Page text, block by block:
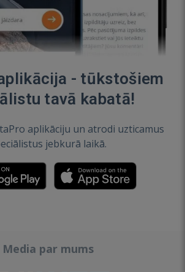
- tūkstošiem
tavā kabatā!
aplikāciju un atrodi uzticamus
jebkurā laikā.
Media par mums